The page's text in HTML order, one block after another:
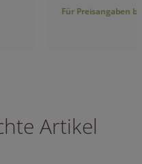
Für Preisangaben
Artikel